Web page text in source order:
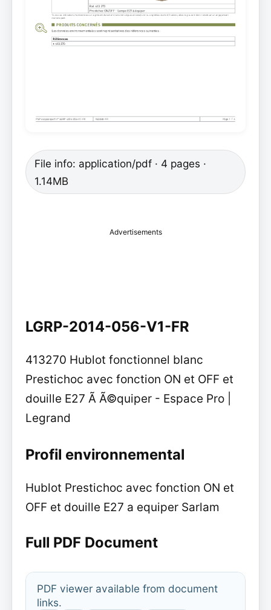
File info: application/pdf · 4 pages ·
1.14MB
Advertisements
LGRP-2014-056-V1-FR
413270 Hublot fonctionnel blanc
Prestichoc avec fonction ON et OFF et
douille E27 Ã Ã©quiper - Espace Pro |
Legrand
Profil environnemental
Hublot Prestichoc avec fonction ON et
OFF et douille E27 a equiper Sarlam
Full PDF Document
PDF viewer available from document
links.